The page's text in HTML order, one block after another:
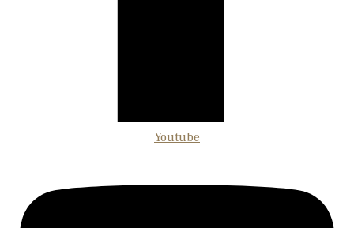
Youtube